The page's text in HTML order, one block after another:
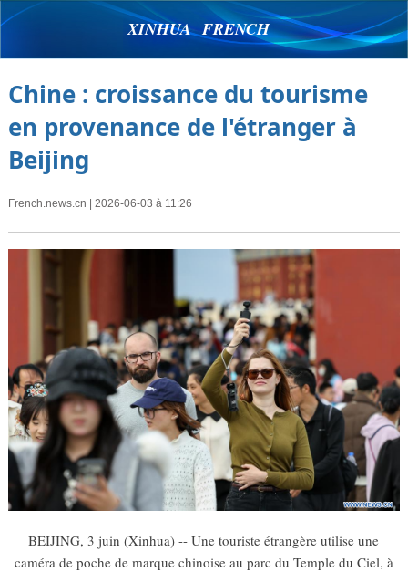
XINHUA FRENCH
Chine : croissance du tourisme
en provenance de l'étranger à
Beijing
French.news.cn | 2026-06-03 à 11:26
BEIJING, 3 juin (Xinhua) -- Une touriste étrangère utilise une
caméra de poche de marque chinoise au parc du Temple du Ciel, à